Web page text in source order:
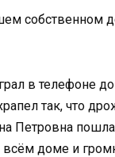
собственном
в телефоне
так, что
Петровна пошла
доме и